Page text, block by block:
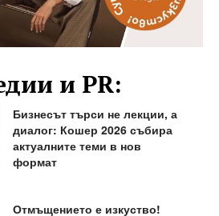
и PR:
Бизнесът търси не лекции, а
диалог: Кошер 2026 събира
актуалните теми в нов
формат
Отмъщението е изкуство!